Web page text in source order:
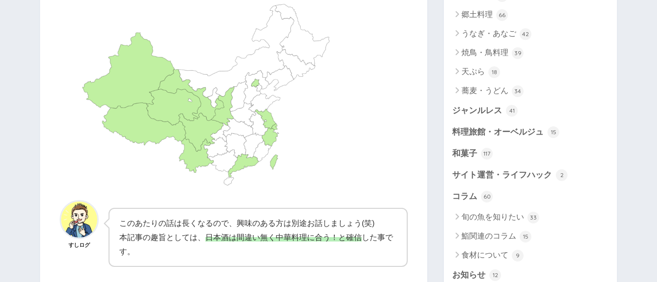
すしログ
このあたりの話は長くなるので、興味のある方は別途お話しましょう(笑)
本記事の趣旨としては、 日本酒は間違い無く中華料理に合う！と確信した事で
す。
郷土料理 66
うなぎ・あなご 42
焼鳥・鳥料理 39
天ぷら 18
蕎麦・うどん 34
ジャンルレス 41
料理旅館・オーベルジュ 15
和菓子 117
サイト運営・ライフハック 2
コラム 60
旬の魚を知りたい 33
鮨関連のコラム 15
食材について 9
お知らせ 12